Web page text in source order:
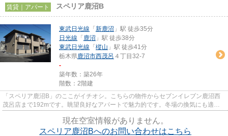
賃貸｜アパート スペリア鹿沼B
東武日光線 「 新鹿沼 」駅 徒歩35分
日光線 「 鹿沼 」駅 徒歩38分
東武日光線 「 樅山 」駅 徒歩41分
栃木県鹿沼市西茂呂 ４丁目32-7
-
築年数：築26年
階数：2階建
「スペリア鹿沼B」のここがイチオシ。こちらの物件からセブンイレブン鹿沼西
茂呂店まで192mです。眺望良好なアパートで魅力的です。冬場の換気にも適し
現在空室情報がありません。
スペリア鹿沼Bへのお問い合わせはこちら